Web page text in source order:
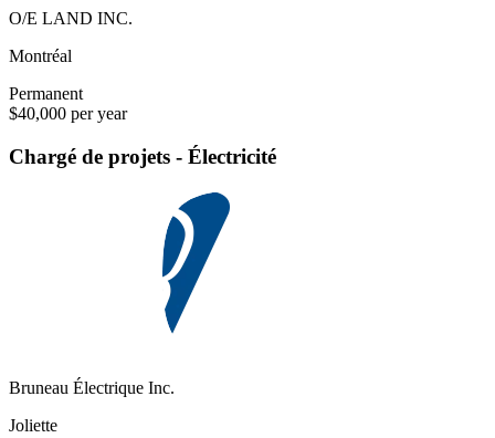
O/E LAND INC.
Montréal
Permanent
$40,000 per year
Chargé de projets - Électricité
Bruneau Électrique Inc.
Joliette